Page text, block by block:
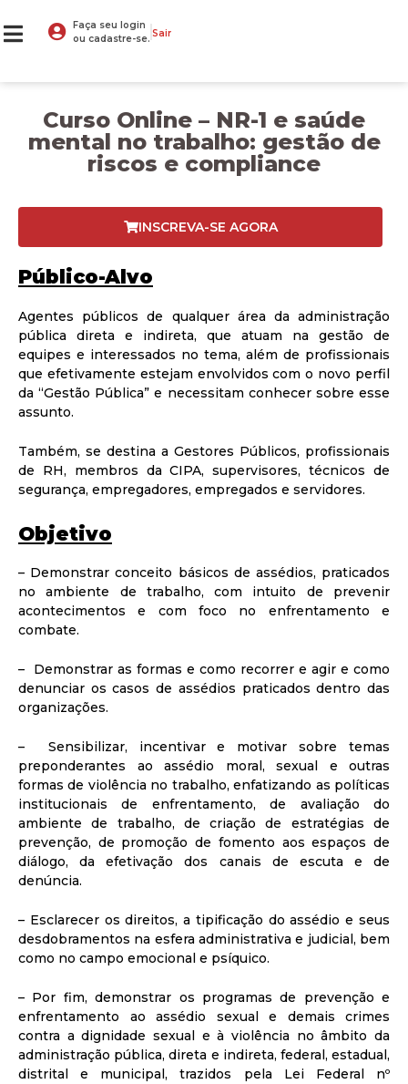
Faça seu login
ou cadastre-se. Sair
Curso Online – NR-1 e saúde
mental no trabalho: gestão de
riscos e compliance
INSCREVA-SE AGORA
Público-Alvo
Agentes públicos de qualquer área da administração
pública direta e indireta, que atuam na gestão de
equipes e interessados no tema, além de profissionais
que efetivamente estejam envolvidos com o novo perfil
da “Gestão Pública” e necessitam conhecer sobre esse
assunto.
Também, se destina a Gestores Públicos, profissionais
de RH, membros da CIPA, supervisores, técnicos de
segurança, empregadores, empregados e servidores.
Objetivo
– Demonstrar conceito básicos de assédios, praticados
no ambiente de trabalho, com intuito de prevenir
acontecimentos e com foco no enfrentamento e
combate.
– Demonstrar as formas e como recorrer e agir e como
denunciar os casos de assédios praticados dentro das
organizações.
– Sensibilizar, incentivar e motivar sobre temas
preponderantes ao assédio moral, sexual e outras
formas de violência no trabalho, enfatizando as políticas
institucionais de enfrentamento, de avaliação do
ambiente de trabalho, de criação de estratégias de
prevenção, de promoção de fomento aos espaços de
diálogo, da efetivação dos canais de escuta e de
denúncia.
– Esclarecer os direitos, a tipificação do assédio e seus
desdobramentos na esfera administrativa e judicial, bem
como no campo emocional e psíquico.
– Por fim, demonstrar os programas de prevenção e
enfrentamento ao assédio sexual e demais crimes
contra a dignidade sexual e à violência no âmbito da
administração pública, direta e indireta, federal, estadual,
distrital e municipal, trazidos pela Lei Federal nº